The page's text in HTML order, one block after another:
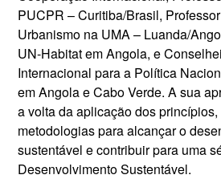
PUCPR – Curitiba/Brasil,
Urbanismo na UMA – Luanda/
UN-Habitat em Angola, e
Internacional para a Política
em Angola e Cabo Verde. A sua
a volta da aplicação dos
metodologias para alcançar o
sustentável e contribuir para uma
Desenvolvimento Sustentável.